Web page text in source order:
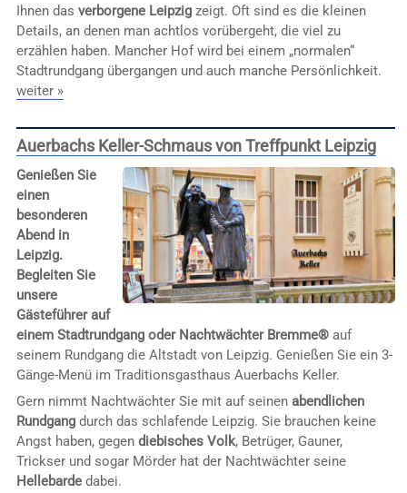
Ihnen das verborgene Leipzigzeigt. Oft sind es die kleinen
Details, an denen man achtlos vorübergeht, die viel zu
erzählen haben. Mancher Hof wird bei einem „normalen“
Stadtrundgang übergangen und auch manche Persönlichkeit.
weiter »
Auerbachs Keller-Schmaus von Treffpunkt Leipzig
Genießen Sie
einen
besonderen
Abend in
Leipzig.
Begleiten Sie
unsere
Gästeführer auf
einem Stadtrundgang oder Nachtwächter Bremme®auf
seinem Rundgang die Altstadt von Leipzig. Genießen Sie ein 3-
Gänge-Menü im Traditionsgasthaus Auerbachs Keller.
Gern nimmt Nachtwächter Sie mit auf seinen abendlichen
Rundgangdurch das schlafende Leipzig. Sie brauchen keine
Angst haben, gegen diebisches Volk, Betrüger, Gauner,
Trickser und sogar Mörder hat der Nachtwächter seine
Hellebardedabei.